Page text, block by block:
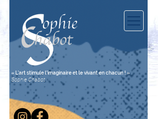
« L'art stimule l'imaginaire et le vivant en chacun ! »
Sophie Chabot